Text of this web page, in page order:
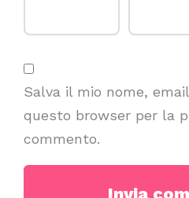
Salva il mio nome,
questo browser per la
commento.